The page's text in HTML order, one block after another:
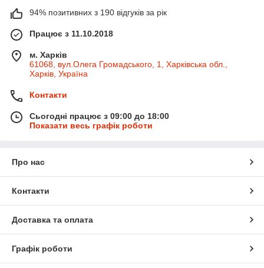
94% позитивних з 190 відгуків за рік
Працює з 11.10.2018
м. Харків
61068, вул.Олега Громадського, 1, Харківська обл.,
Харків, Україна
Контакти
Сьогодні працює з 09:00 до 18:00
Показати весь графік роботи
Про нас
Контакти
Доставка та оплата
Графік роботи